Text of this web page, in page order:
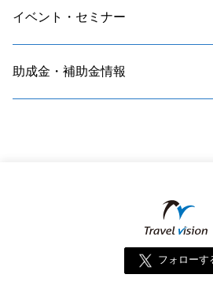
イベント・セミナー
助成金・補助金情報
フォローす